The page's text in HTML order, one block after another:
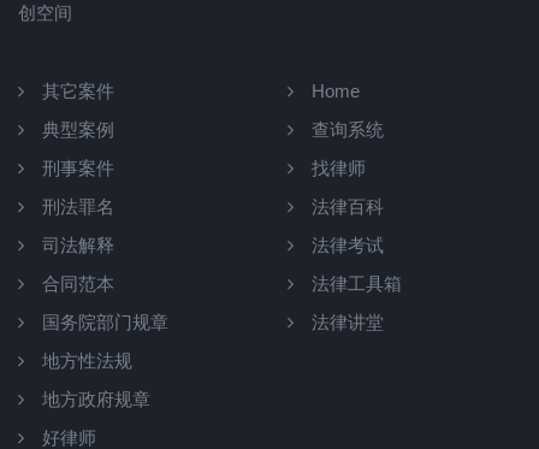
创空间
其它案件
典型案例
刑事案件
刑法罪名
司法解释
合同范本
国务院部门规章
地方性法规
地方政府规章
好律师
Home
查询系统
找律师
法律百科
法律考试
法律工具箱
法律讲堂